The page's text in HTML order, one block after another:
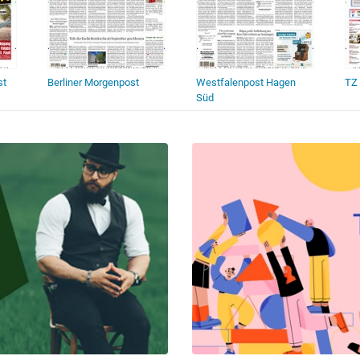
Berliner Morgenpost
Westfalenpost Hagen
Süd
TZ